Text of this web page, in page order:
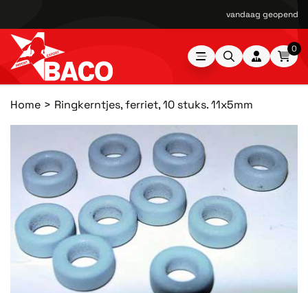
vandaag geopend
0
Home Ringkerntjes, ferriet, 10 stuks. 11x5mm